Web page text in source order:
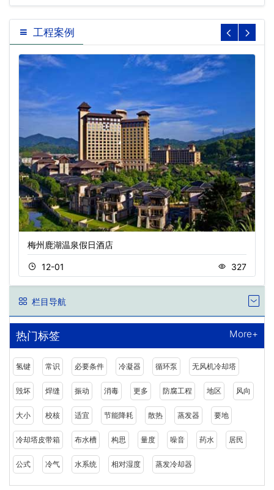
工程案例
梅州鹿湖温泉假日酒店
12-01 327
栏目导航
热门标签 More+
氢键 常识 必要条件 冷凝器 循环泵 无风机冷却塔
毁坏 焊缝 振动 消毒 更多 防腐工程 地区 风向
大小 校核 适宜 节能降耗 散热 蒸发器 要地
冷却塔皮带箱 布水槽 构思 量度 噪音 药水 居民
公式 冷气 水系统 相对湿度 蒸发冷却器